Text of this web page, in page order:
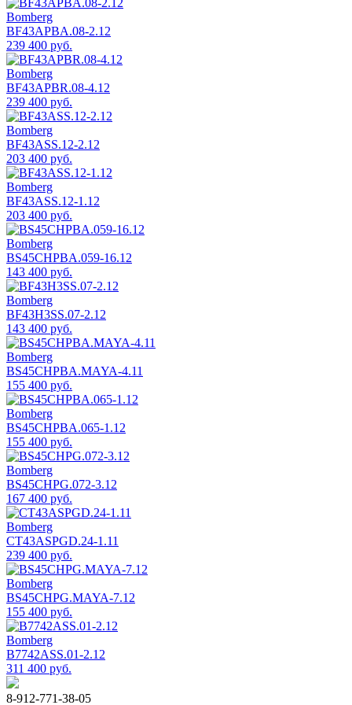
Bomberg
BF43APBA.08-2.12
239 400 руб.
Bomberg
BF43APBR.08-4.12
239 400 руб.
Bomberg
BF43ASS.12-2.12
203 400 руб.
Bomberg
BF43ASS.12-1.12
203 400 руб.
Bomberg
BS45CHPBA.059-16.12
143 400 руб.
Bomberg
BF43H3SS.07-2.12
143 400 руб.
Bomberg
BS45CHPBA.MAYA-4.11
155 400 руб.
Bomberg
BS45CHPBA.065-1.12
155 400 руб.
Bomberg
BS45CHPG.072-3.12
167 400 руб.
Bomberg
CT43ASPGD.24-1.11
239 400 руб.
Bomberg
BS45CHPG.MAYA-7.12
155 400 руб.
Bomberg
B7742ASS.01-2.12
311 400 руб.
8-912-771-38-05